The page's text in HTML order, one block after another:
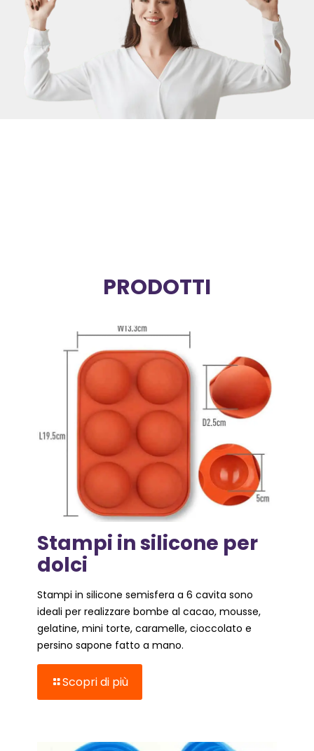
PRODOTTI
Stampi in silicone per
dolci
Stampi in silicone semisfera a 6 cavita sono
ideali per realizzare bombe al cacao, mousse,
gelatine, mini torte, caramelle, cioccolato e
persino sapone fatto a mano.
Scopri di più